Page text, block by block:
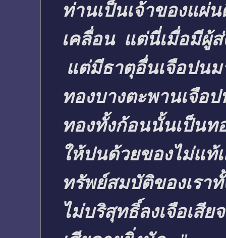
ท่านเป็นเจ้าของแผ่
เคลื่อน แต่นี่เมื่อมีผู้
แต่มีธาตุอื่นเจือปน
ทองบางตะพานเจือ
ทองทั้งก้อนนั้นเป็นท
ให้ปนด้วยของไม่แ
ทรัพย์สมบัติของเรา
ไม่บริสุทธิ์ลงเจือเสี